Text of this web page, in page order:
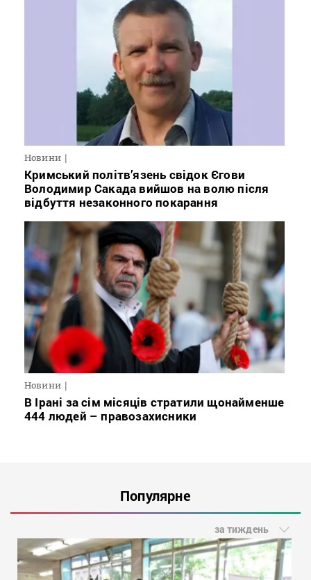
Новини
Кримський політв’язень свідок Єгови
Володимир Сакада вийшов на волю після
відбуття незаконного покарання
Новини
В Ірані за сім місяців стратили щонайменше
444 людей – правозахисники
Популярне
за тиждень